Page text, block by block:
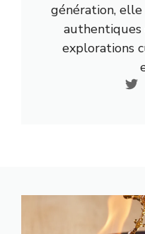
génération,
explorations